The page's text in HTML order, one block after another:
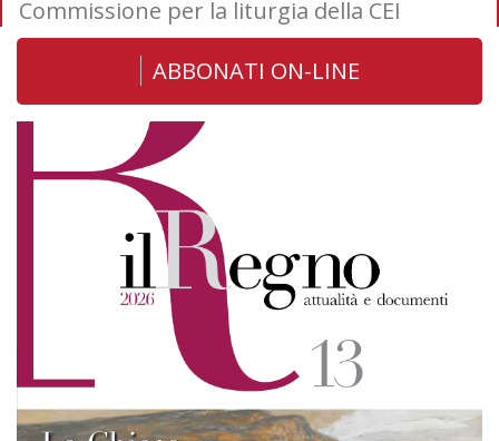
Commissione per la liturgia della CEI
ABBONATI ON-LINE